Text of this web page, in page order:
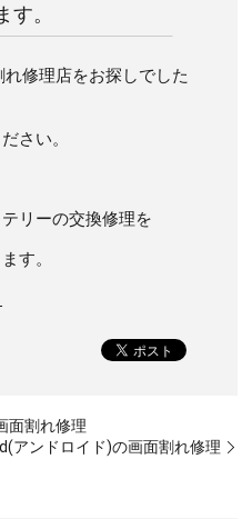
す。
修理店をお探しでした
さい。
リーの交換修理を
す。
面割れ修理
アンドロイド)の画面割れ修理